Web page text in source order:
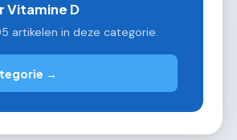
Vitamine D
artikelen in deze categorie.
→